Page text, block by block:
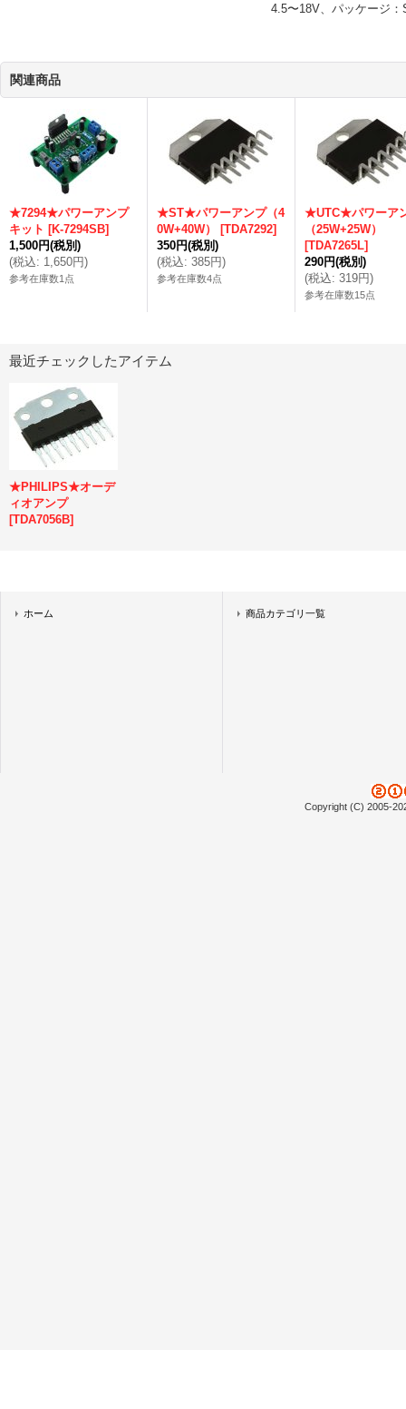
4.5〜18V、パッケージ：
関連商品
★7294★パワーアンプ
キット [K-7294SB]
1,500円(税別)
(税込: 1,650円)
参考在庫数1点
★ST★パワーアンプ（4
0W+40W）
[TDA7292]
350円(税別)
(税込: 385円)
参考在庫数4点
★UTC★パワーア
（25W+25W）
[TDA7265L]
290円(税別)
(税込: 319円)
参考在庫数15点
最近チェックしたアイテム
★PHILIPS★オーデ
ィオアンプ
[TDA7056B]
ホーム 商品カテゴリ一覧
Copyright (C) 2005-